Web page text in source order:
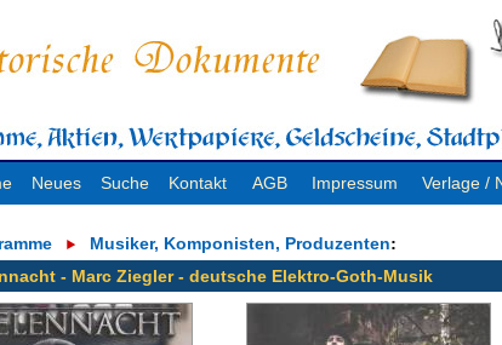
Neues Suche Kontakt AGB Impressum Verlage /
Musiker, Komponisten, Produzenten:
- Marc Ziegler - deutsche Elektro-Goth-Musik